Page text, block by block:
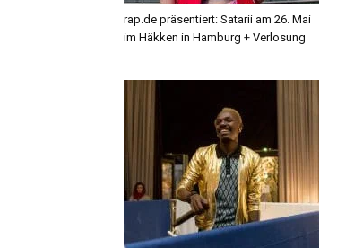
rap.de präsentiert: Satarii am 26. Mai
im Häkken in Hamburg + Verlosung